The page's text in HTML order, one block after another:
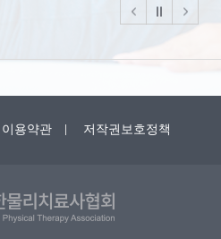
이용약관 저작권보호정책